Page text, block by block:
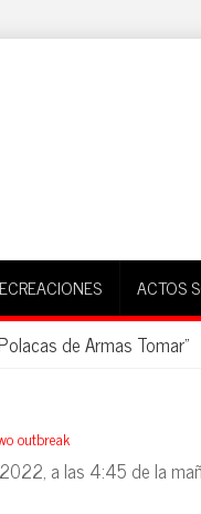
ACTOS
de Armas Tomar"
outbreak
a las 4:45 de la